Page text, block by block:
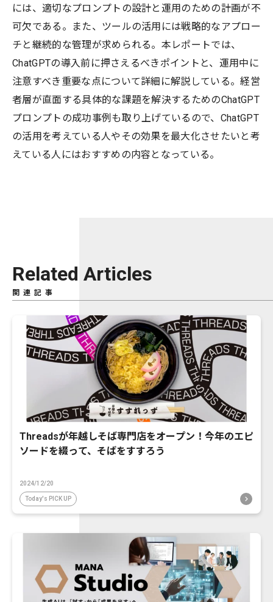
には、適切なプロンプトの設計と運用のための計画が不
可欠である。また、ツールの活用には戦略的なアプロー
チと継続的な管理が求められる。本レポートでは、
ChatGPTの導入前に押さえるべきポイントと、運用中に
注意すべき重要な点について詳細に解説している。経営
者層が直面する具体的な課題を解決するためのChatGPT
プロンプトの成功事例も取り上げているので、ChatGPT
の活用を考えている人やその効果を最大化させたいと考
えている人にはおすすめの内容となっている。
Related Articles
関連記事
Threadsが年越しそば専門店をオープン！今年のエピ
ソードを綴って、そばをすすろう
2024/12/20
Today's PICK UP